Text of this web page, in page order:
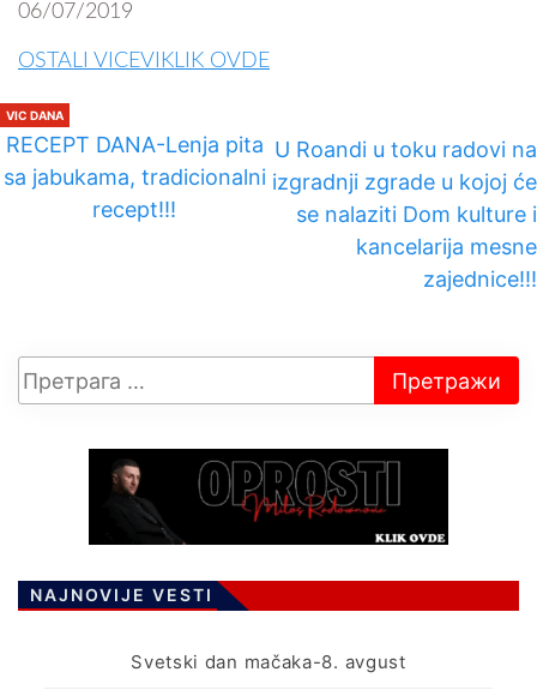
06/07/2019
OSTALI VICEVIKLIK OVDE
VIC DANA
RECEPT DANA-Lenja pita
sa jabukama, tradicionalni
recept!!!
U Roandi u toku radovi na
izgradnji zgrade u kojoj će
se nalaziti Dom kulture i
kancelarija mesne
zajednice!!!
NAJNOVIJE VESTI
Svetski dan mačaka-8. avgust